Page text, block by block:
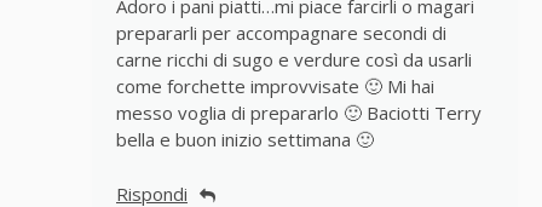
Adoro i pani piatti…mi piace farcirli o magari
prepararli per accompagnare secondi di
carne ricchi di sugo e verdure così da usarli
come forchette improvvisate 🙂 Mi hai
messo voglia di prepararlo 🙂 Baciotti Terry
bella e buon inizio settimana 🙂
Rispondi